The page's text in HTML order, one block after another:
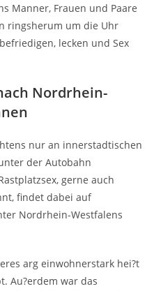
Manner, Frauen und Paare
ringsherum um die Uhr
lecken und Sex
Nordrhein-
nur an innerstadtischen
der Autobahn
gerne auch
findet dabei auf
Nordrhein-Westfalens
arg einwohnerstark hei?t
Au?erdem war das